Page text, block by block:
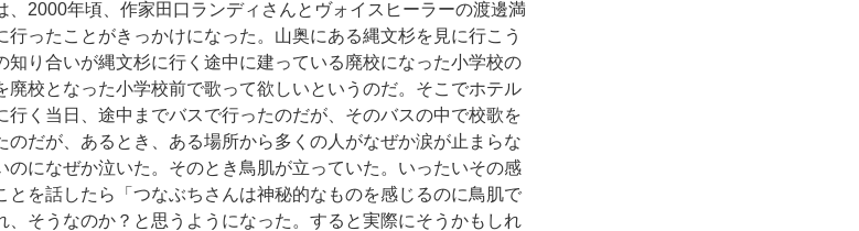
、2000年頃、作家田口ランディさんとヴォイスヒーラーの渡邊満
ったことがきっかけになった。山奥にある縄文杉を見に行こう
知り合いが縄文杉に行く途中に建っている廃校になった小学校の
校となった小学校前で歌って欲しいというのだ。そこでホテル
く当日、途中までバスで行ったのだが、そのバスの中で校歌を
だが、あるとき、ある場所から多くの人がなぜか涙が止まらな
のになぜか泣いた。そのとき鳥肌が立っていた。いったいその感
を話したら「つなぶちさんは神秘的なものを感じるのに鳥肌で
そうなのか？と思うようになった。すると実際にそうかもしれ